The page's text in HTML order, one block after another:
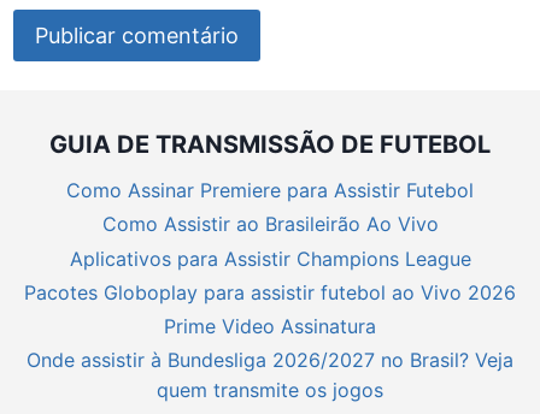
GUIA DE TRANSMISSÃO DE FUTEBOL
Como Assinar Premiere para Assistir Futebol
Como Assistir ao Brasileirão Ao Vivo
Aplicativos para Assistir Champions League
Pacotes Globoplay para assistir futebol ao Vivo 2026
Prime Video Assinatura
Onde assistir à Bundesliga 2026/2027 no Brasil? Veja
quem transmite os jogos